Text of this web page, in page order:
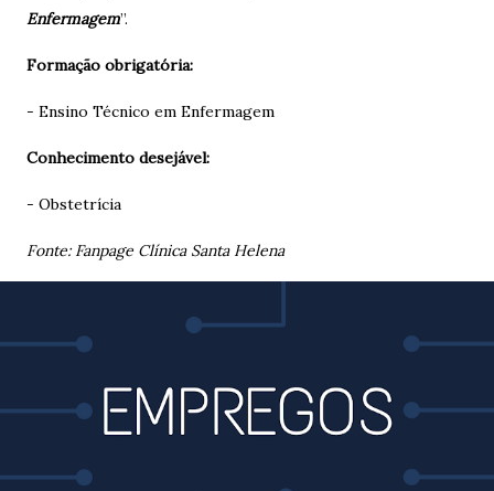
Enfermagem”.
Formação obrigatória:
- Ensino Técnico em Enfermagem
Conhecimento desejável:
- Obstetrícia
Fonte:Fanpage Clínica Santa Helena